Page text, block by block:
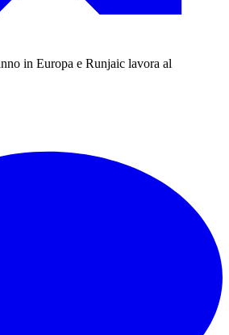
in Europa e Runjaic lavora al